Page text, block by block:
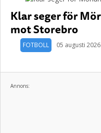
Klar seger för
mot Storebro
FOTBOLL 05 augusti
Annons: